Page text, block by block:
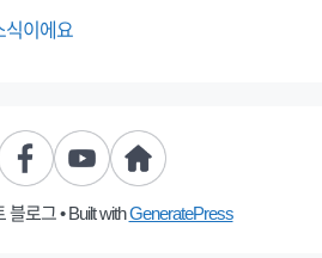
식이에요
블로그• Built withGeneratePress